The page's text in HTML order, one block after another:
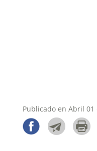
Publicado en Abril